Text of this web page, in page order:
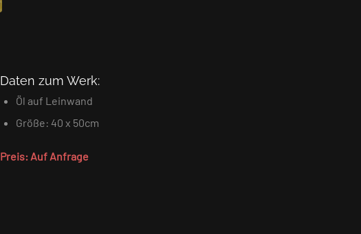
Daten zum Werk:
Öl auf Leinwand
Größe: 40 x 50cm
Preis: Auf Anfrage